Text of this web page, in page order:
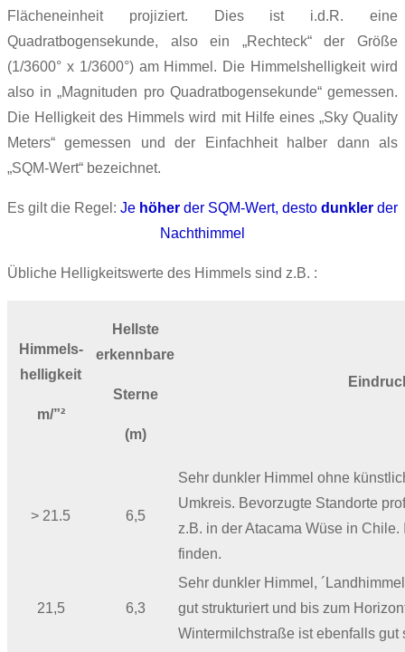
Flächeneinheit projiziert. Dies ist i.d.R. eine
Quadratbogensekunde, also ein „Rechteck“ der Größe
(1/3600° x 1/3600°) am Himmel. Die Himmelshelligkeit wird
also in „Magnituden pro Quadratbogensekunde“ gemessen.
Die Helligkeit des Himmels wird mit Hilfe eines „Sky Quality
Meters“ gemessen und der Einfachheit halber dann als
„SQM-Wert“ bezeichnet.
Es gilt die Regel: Je höher der SQM-Wert, desto dunkler der
Nachthimmel
Übliche Helligkeitswerte des Himmels sind z.B. :
Himmels-
helligkeit
m/”²
Hellste
erkennbare
Sterne
(m)
> 21.5 6,5
Sehr dunkler Himmel ohne
Umkreis. Bevorzugte Standorte
z.B. in der Atacama Wüse in
finden.
21,5 6,3
Sehr dunkler Himmel,
gut strukturiert und bis zum
Wintermilchstraße ist ebenfalls gut